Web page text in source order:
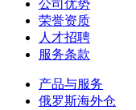
公司优势
荣誉资质
人才招聘
服务条款
产品与服务
俄罗斯海外仓